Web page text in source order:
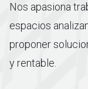
Nos apasiona
espacios
proponer
y rentable.